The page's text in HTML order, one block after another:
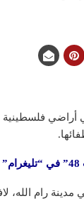
أراضي
رام الله،